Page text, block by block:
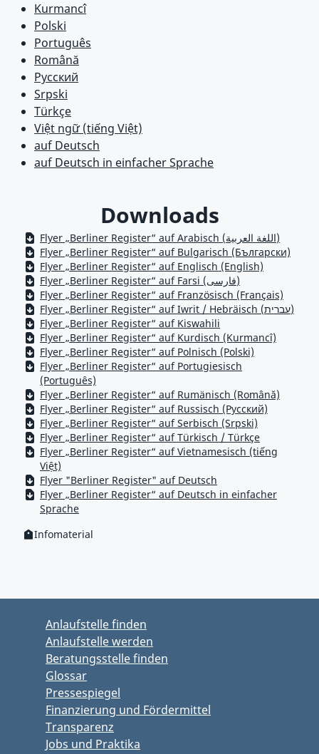
Kurmancî
Polski
Português
Română
Русский
Srpski
Türkçe
Việt ngữ (tiếng Việt)
auf Deutsch
auf Deutsch in einfacher Sprache
Downloads
Flyer „Berliner Register“ auf Arabisch (اللغة العربية)
Flyer „Berliner Register“ auf Bulgarisch (Български)
Flyer „Berliner Register“ auf Englisch (English)
Flyer „Berliner Register“ auf Farsi (فارسی)
Flyer „Berliner Register“ auf Französisch (Français)
Flyer „Berliner Register“ auf Iwrit / Hebräisch (עברית)
Flyer „Berliner Register“ auf Kiswahili
Flyer „Berliner Register“ auf Kurdisch (Kurmancî)
Flyer „Berliner Register“ auf Polnisch (Polski)
Flyer „Berliner Register“ auf Portugiesisch
(Português)
Flyer „Berliner Register“ auf Rumänisch (Română)
Flyer „Berliner Register“ auf Russisch (Русский)
Flyer „Berliner Register“ auf Serbisch (Srpski)
Flyer „Berliner Register“ auf Türkisch / Türkçe
Flyer „Berliner Register“ auf Vietnamesisch (tiếng
Việt)
Flyer "Berliner Register" auf Deutsch
Flyer „Berliner Register“ auf Deutsch in einfacher
Sprache
Kategorie:
Infomaterial
Anlaufstelle finden
Anlaufstelle werden
Beratungsstelle finden
Glossar
Pressespiegel
Finanzierung und Fördermittel
Transparenz
Jobs und Praktika